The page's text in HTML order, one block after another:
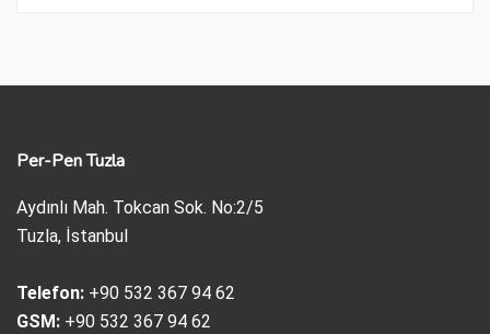
Per-Pen Tuzla
Aydınlı Mah. Tokcan Sok. No:2/5
Tuzla, İstanbul
Telefon: +90 532 367 94 62
GSM: +90 532 367 94 62